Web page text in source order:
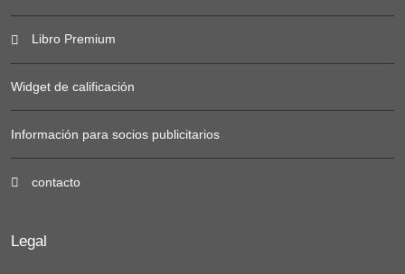
Libro Premium
Widget de calificación
Información para socios publicitarios
contacto
Legal